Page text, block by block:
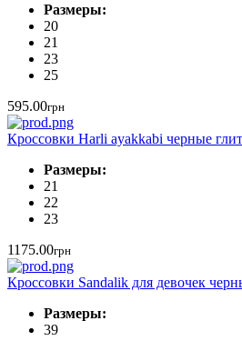
Размеры:
20
21
23
25
595.00грн
Кроссовки Harli ayakkabi черные
Размеры:
21
22
23
1175.00грн
Кроссовки Sandalik для девочек
Размеры:
39